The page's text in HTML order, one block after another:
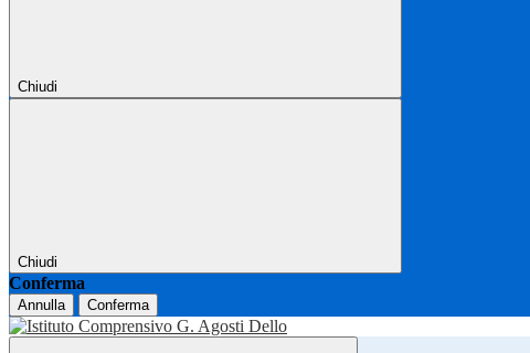
Chiudi
Chiudi
Conferma
Annulla Conferma